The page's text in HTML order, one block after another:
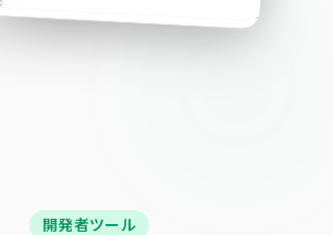
開発者ツール